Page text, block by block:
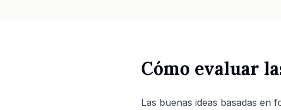
Cómo evaluar
Las buenas ideas basadas en